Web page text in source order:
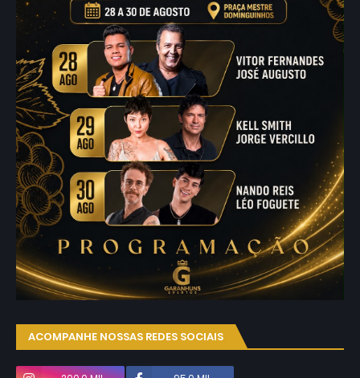
ACOMPANHE NOSSAS REDES SOCIAIS